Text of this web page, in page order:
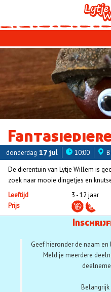
main
donderdag 17 jul 10:00
De dierentuin van Lytje Willem is
zoek naar mooie dingetjes en
Leeftijd
3 - 12 jaar
Prijs
Geef hieronder de naam
Meld je meerdere